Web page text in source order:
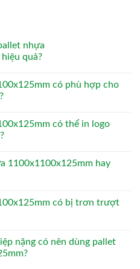
nhựa
quả?
có phù hợp cho
có thể in logo
1100x1100x125mm hay
có bị trơn trượt
nặng có nên dùng pallet